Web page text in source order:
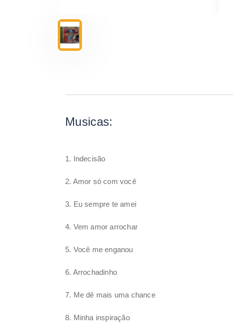
Musicas:
1. Indecisão
2. Amor só com você
3. Eu sempre te amei
4. Vem amor arrochar
5. Você me enganou
6. Arrochadinho
7. Me dê mais uma chance
8. Minha inspiração